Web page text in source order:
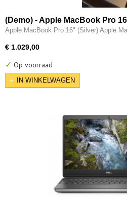
(Demo) - Apple MacBook Pro
(10 core) - 32GB - 512GB - 16
Apple MacBook Pro 16" (Silver) Apple
€ 1.029,00
✓ Op voorraad
IN WINKELWAGEN